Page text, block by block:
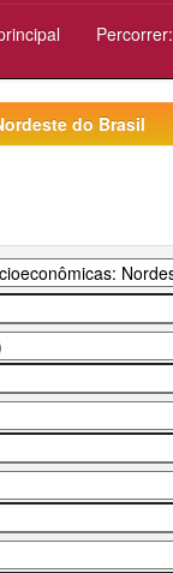
Percorrer:
do Brasil